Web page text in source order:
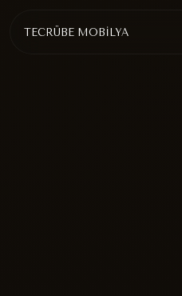
TECRÜBE MOBİLYA